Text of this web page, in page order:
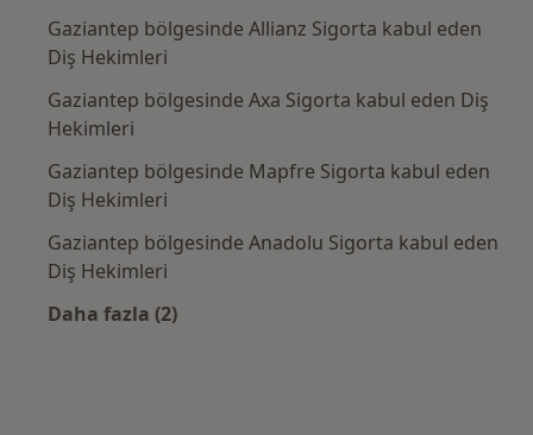
Gaziantep bölgesinde Allianz Sigorta kabul eden
Diş Hekimleri
Gaziantep bölgesinde Axa Sigorta kabul eden Diş
Hekimleri
Gaziantep bölgesinde Mapfre Sigorta kabul eden
Diş Hekimleri
Gaziantep bölgesinde Anadolu Sigorta kabul eden
Diş Hekimleri
Daha fazla (2)